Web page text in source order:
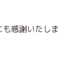
感謝いたしま